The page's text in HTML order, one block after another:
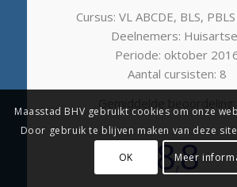
Cursus: VL ABCDE, BLS,
Deelnemers:
Periode: oktober
Aantal cursisten: 8
Gemiddelde beoordeling:
8,8
Maasstad BHV gebruikt cookies om onze
Door gebruik te blijven maken van deze
OK
Meer